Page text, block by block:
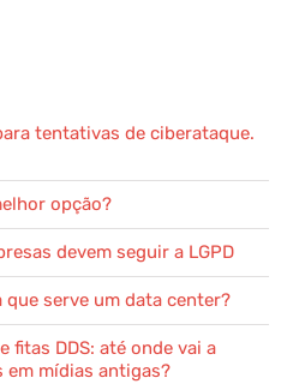
tentativas de ciberataque.
opção?
devem seguir a LGPD
que serve um data center?
fitas DDS: até onde vai a
em mídias antigas?